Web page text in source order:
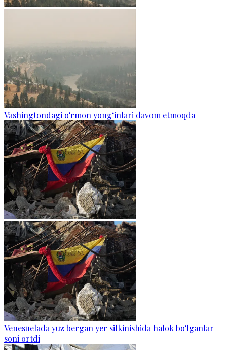
Vashingtondagi o‘rmon yong‘inlari davom etmoqda
Venesuelada yuz bergan yer silkinishida halok bo‘lganlar
soni ortdi